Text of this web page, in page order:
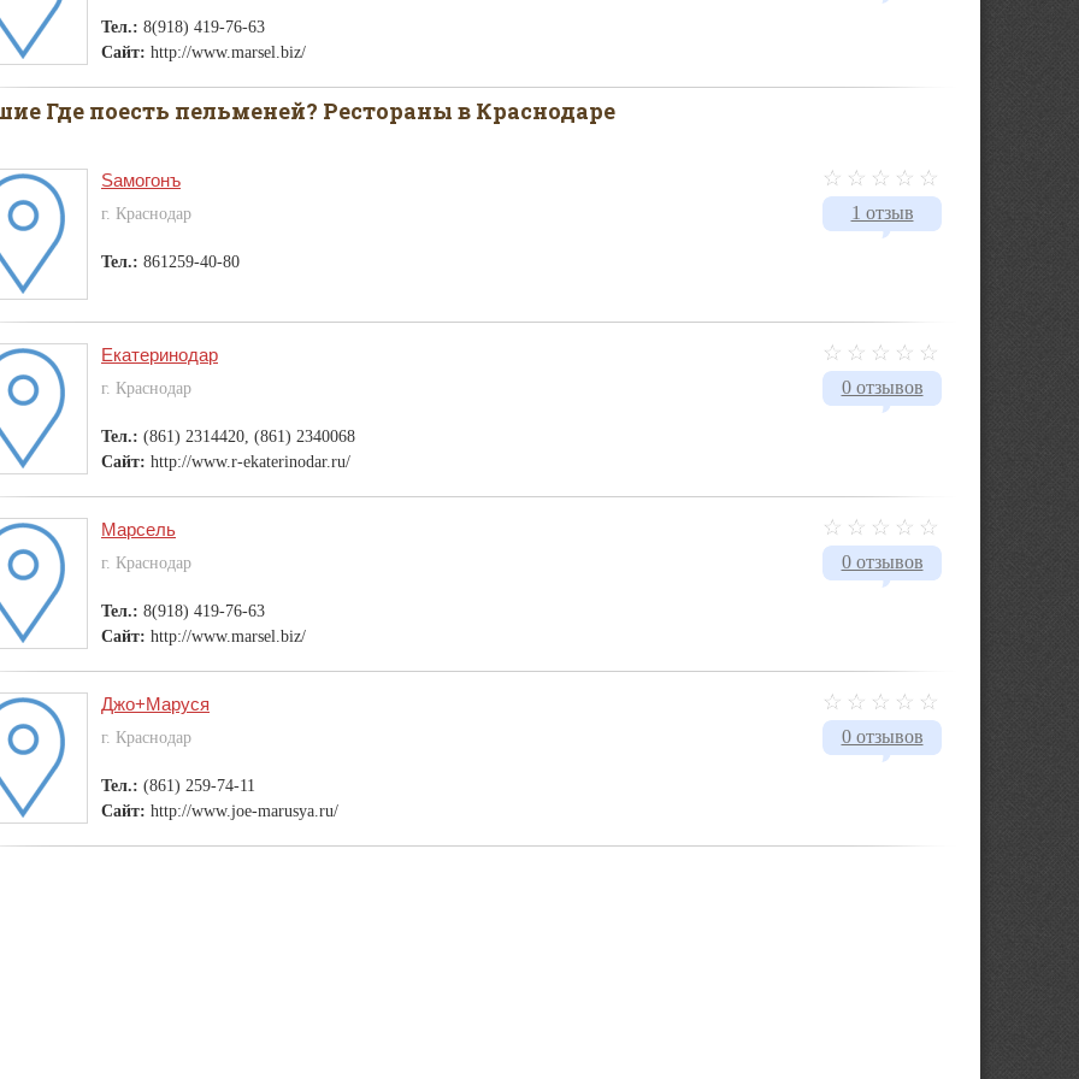
Тел.: 8(918) 419-76-63
Сайт: http://www.marsel.biz/
Где поесть пельменей? Рестораны в Краснодаре
1 отзыв
Sамогонъ
г. Краснодар
Тел.: 861259-40-80
0 отзывов
Екатеринодар
г. Краснодар
Тел.: (861) 2314420, (861) 2340068
Сайт: http://www.r-ekaterinodar.ru/
0 отзывов
Марсель
г. Краснодар
Тел.: 8(918) 419-76-63
Сайт: http://www.marsel.biz/
0 отзывов
Джо+Маруся
г. Краснодар
Тел.: (861) 259-74-11
Сайт: http://www.joe-marusya.ru/